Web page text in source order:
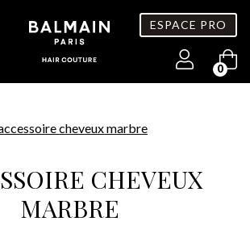
ESPACE PRO
0
cheveux marbre
CHEVEUX
MARBRE